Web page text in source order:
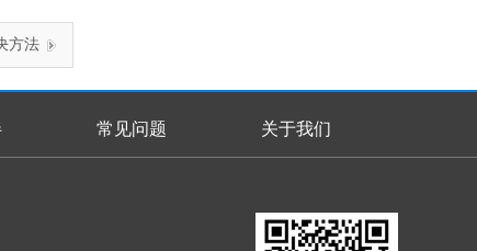
方法
常见问题 关于我们